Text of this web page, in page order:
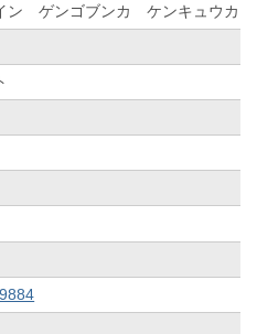
ン ゲンゴブンカ ケンキュウカ